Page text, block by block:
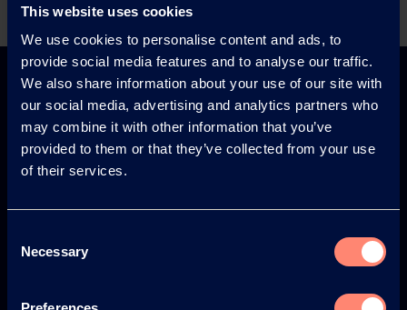
This website uses cookies
We use cookies to personalise content and ads, to
provide social media features and to analyse our traffic.
We also share information about your use of our site with
our social media, advertising and analytics partners who
may combine it with other information that you’ve
provided to them or that they’ve collected from your use
of their services.
Selection
Necessary
Europe